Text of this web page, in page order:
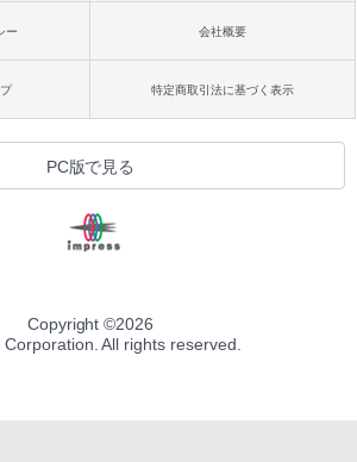
ー 会社概要
特定商取引法に基づく表示
PC版で見る
Copyright ©2026
Corporation. All rights reserved.